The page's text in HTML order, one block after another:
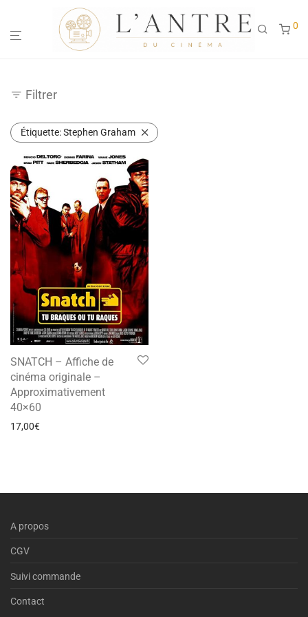
0
Filtrer
Étiquette:Stephen Graham
SNATCH – Affiche de
cinéma originale –
Approximativement
40×60
17,00€
A propos
CGV
Suivi commande
Contact